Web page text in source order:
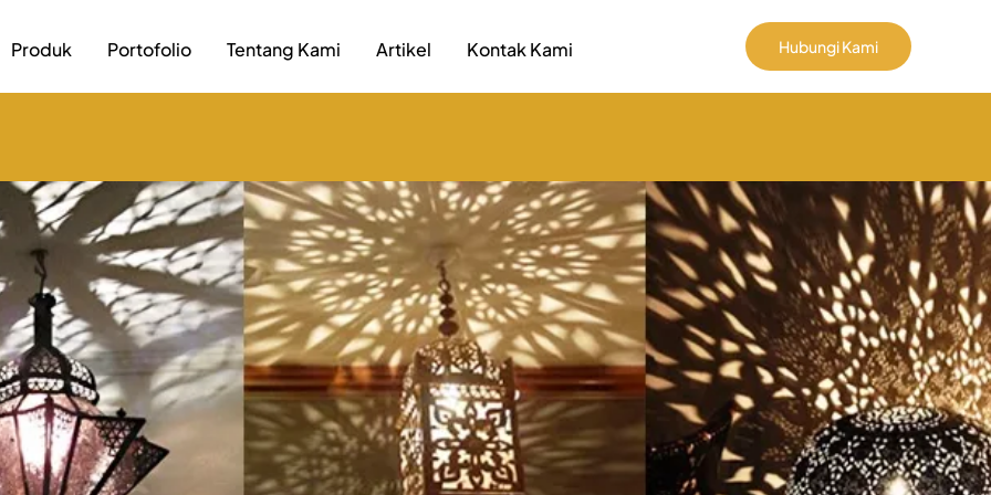
Produk Portofolio Tentang Kami Artikel Kontak Kami Hubungi Kami